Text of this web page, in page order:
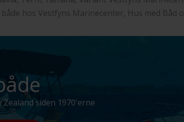
hos Vestfyns Marinecenter, Hus med
siden 1970'erne